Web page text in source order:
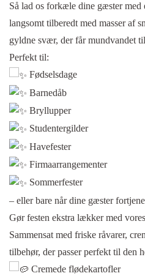
Så lad os forkæle dine gæster med
langsomt tilberedt med masser af
gyldne svær, der får mundvandet
Perfekt til:
Fødselsdage
Barnedåb
Bryllupper
Studentergilder
Havefester
Firmaarrangementer
Sommerfester
– eller bare når dine gæster
Gør festen ekstra lækker med
Sammensat med friske råvarer,
tilbehør, der passer perfekt til den
Cremede flødekartofler